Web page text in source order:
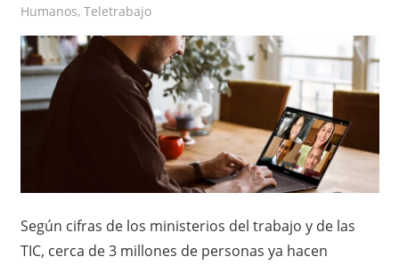
Humanos, Teletrabajo
Según cifras de los ministerios del trabajo y de las
TIC, cerca de 3 millones de personas ya hacen